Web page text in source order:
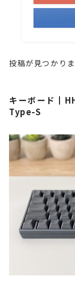
投稿が見つかりま
キーボード
Type-S